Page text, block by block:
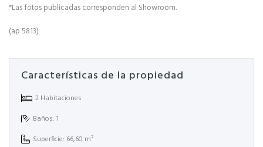
*Las fotos publicadas corresponden al Showroom.
(ap 5813)
Características de la propiedad
2 Habitaciones
Baños: 1
Superficie: 66,60 m²